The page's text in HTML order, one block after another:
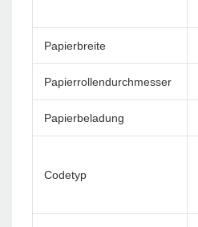
Papierbreite
Papierrollendurchmesser
Papierbeladung
Codetyp